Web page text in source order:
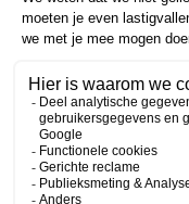
Inschrijven
FacebookInstagramLinkedIn